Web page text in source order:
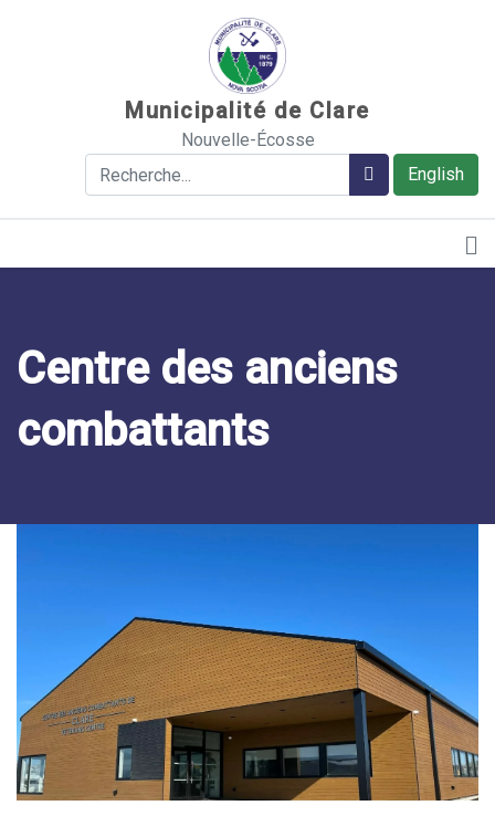
Municipalité de Clare
Nouvelle-Écosse
English
Rechercher Rechercher
Centre des anciens
combattants